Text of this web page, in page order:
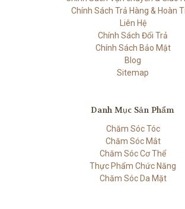
Chính Sách Trả Hàng & Hoàn
Liên Hệ
Chính Sách Đổi Trả
Chính Sách Bảo Mật
Blog
Sitemap
Danh Mục Sản Phẩm
Chăm Sóc Tóc
Chăm Sóc Mắt
Chăm Sóc Cơ Thể
Thực Phẩm Chức Năng
Chăm Sóc Da Mặt